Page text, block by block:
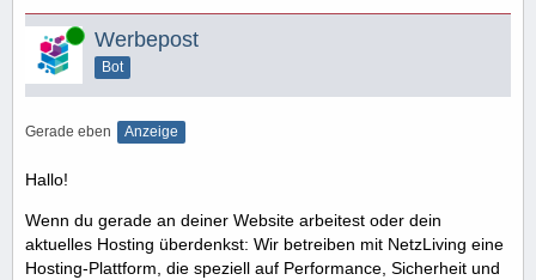
Online Werbepost
Bot
Gerade eben Anzeige
Hallo!
Wenn du gerade an deiner Website arbeitest oder dein
aktuelles Hosting überdenkst: Wir betreiben mit NetzLiving eine
Hosting-Plattform, die speziell auf Performance, Sicherheit und